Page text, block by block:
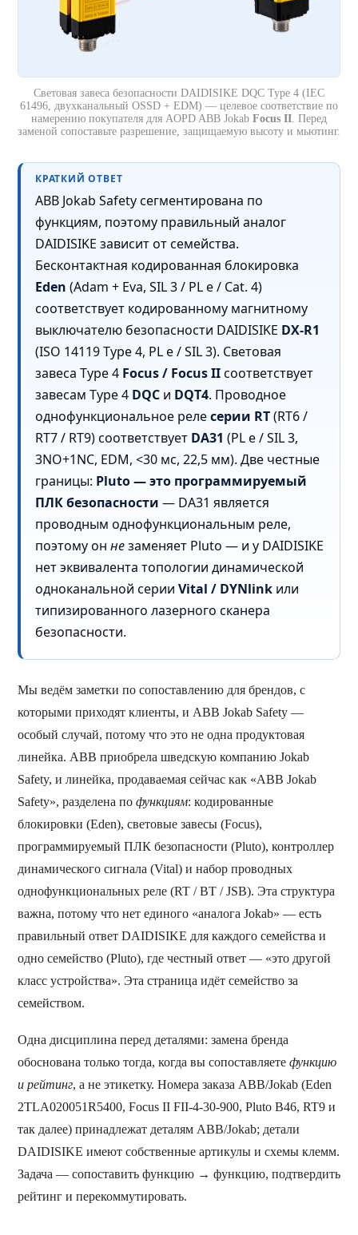
Световая завеса безопасности DAIDISIKE DQC Type 4 (IEC
61496, двухканальный OSSD + EDM) — целевое соответствие по
намерению покупателя для AOPD ABB Jokab Focus II. Перед
заменой сопоставьте разрешение, защищаемую высоту и мьютинг.
КРАТКИЙ ОТВЕТ
ABB Jokab Safety сегментирована по
функциям, поэтому правильный аналог
DAIDISIKE зависит от семейства.
Бесконтактная кодированная блокировка
Eden (Adam + Eva, SIL 3 / PL e / Cat. 4)
соответствует кодированному магнитному
выключателю безопасности DAIDISIKE DX-R1
(ISO 14119 Type 4, PL e / SIL 3). Световая
завеса Type 4 Focus / Focus IIсоответствует
завесам Type 4 DQC и DQT4. Проводное
однофункциональное релесерии RT(RT6 /
RT7 / RT9) соответствует DA31 (PL e / SIL 3,
3NO+1NC, EDM, <30 мс, 22,5 мм). Две честные
границы: Pluto — это программируемый
ПЛК безопасности — DA31 является
проводным однофункциональным реле,
поэтому он незаменяет Pluto — и у DAIDISIKE
нет эквивалента топологии динамической
одноканальной серии Vital / DYNlink или
типизированного лазерного сканера
безопасности.
Мы ведём заметки по сопоставлению для брендов, с
которыми приходят клиенты, и ABB Jokab Safety —
особый случай, потому что это не одна продуктовая
линейка. ABB приобрела шведскую компанию Jokab
Safety, и линейка, продаваемая сейчас как «ABB Jokab
Safety», разделена по функциям: кодированные
блокировки (Eden), световые завесы (Focus),
программируемый ПЛК безопасности (Pluto), контроллер
динамического сигнала (Vital) и набор проводных
однофункциональных реле (RT / BT / JSB). Эта структура
важна, потому что нет единого «аналога Jokab» — есть
правильный ответ DAIDISIKE для каждого семейства и
одно семейство (Pluto), где честный ответ — «это другой
класс устройства». Эта страница идёт семейство за
семейством.
Одна дисциплина перед деталями: замена бренда
обоснована только тогда, когда вы сопоставляете функцию
и рейтинг, а не этикетку. Номера заказа ABB/Jokab (Eden
2TLA020051R5400, Focus II FII-4-30-900, Pluto B46, RT9 и
так далее) принадлежат деталям ABB/Jokab; детали
DAIDISIKE имеют собственные артикулы и схемы клемм.
Задача — сопоставить функцию → функцию, подтвердить
рейтинг и перекоммутировать.